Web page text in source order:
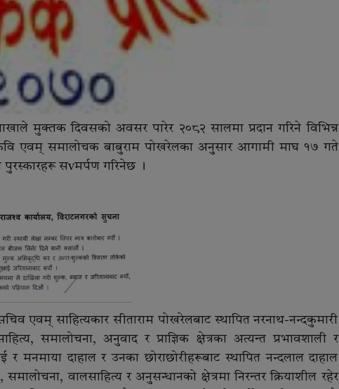
मुक्तक दिवसको अवसर पारेर २०८२ सालमा प्रदान गरिने विभिन्न
कवि एवम् समालोचक बाबुराम पोखरेलका अनुसार आगामी माघ १७ गते
पुरस्कारहरू सvमर्पण गरिनेछ ।
एवम् साहित्यकार सीताराम पोखरेलबाट स्थापित नरनाथ-नन्दकुमारी
समालोचना, अनुवाद र प्राज्ञिक क्षेत्रका अत्यन्त प्रभावशाली र
र मनमाया दाहाल र उनका छोराछोरीहरूबाट स्थापित नन्दलाल दाहाल
वालसाहित्य र अनुसन्धानको क्षेत्रमा निरन्तर क्रियाशील रहेर